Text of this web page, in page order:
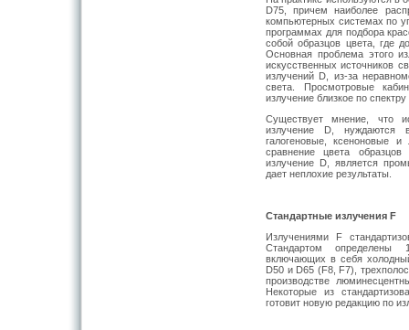
D75, причем наиболее
компьютерных системах по
программах для подбора
собой образцов цвета, где
Основная проблема этого
искусственных источников
излучений D, из-за
света. Просмотровые
излучение близкое по
Существует мнение, что
излучение D, нуждаются
галогеновые, ксеноновые
сравнение цвета
излучение D, является
дает неплохие результаты.
Стандартные излучения F
Излучениями F
Стандартом определены
включающих в себя
D50 и D65 (F8, F7),
производстве
Некоторые из
готовит новую редакцию по